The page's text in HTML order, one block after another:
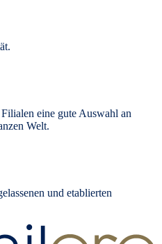
eine gute Auswahl an
Welt.
und etablierten